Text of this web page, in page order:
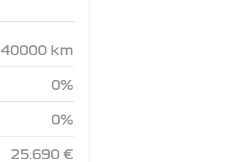
40000 km
0%
0%
25.690 €